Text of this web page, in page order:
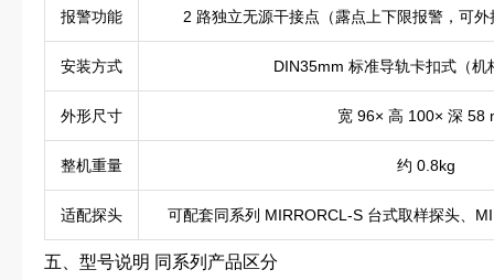
报警功能 2 路独立无源干接点（露点上下限报警，可
安装方式 DIN35mm 标准导轨卡扣式（机
外形尺寸 宽 96× 高 100× 深 58
整机重量 约 0.8kg
适配探头 可配套同系列 MIRRORCL-S 台式取样探头、
五、型号说明 同系列产品区分